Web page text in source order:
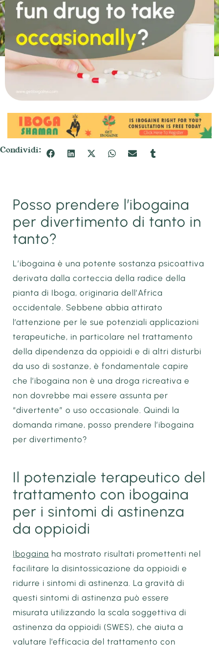
Condividi:
Posso prendere l’ibogaina
per divertimento di tanto in
tanto?
L’ibogaina è una potente sostanza psicoattiva
derivata dalla corteccia della radice della
pianta di Iboga, originaria dell’Africa
occidentale. Sebbene abbia attirato
l’attenzione per le sue potenziali applicazioni
terapeutiche, in particolare nel trattamento
della dipendenza da oppioidi e di altri disturbi
da uso di sostanze, è fondamentale capire
che l’ibogaina non è una droga ricreativa e
non dovrebbe mai essere assunta per
“divertente” o uso occasionale. Quindi la
domanda rimane, posso prendere l’ibogaina
per divertimento?
Il potenziale terapeutico del
trattamento con ibogaina
per i sintomi di astinenza
da oppioidi
Ibogaina ha mostrato risultati promettenti nel
facilitare la disintossicazione da oppioidi e
ridurre i sintomi di astinenza. La gravità di
questi sintomi di astinenza può essere
misurata utilizzando la scala soggettiva di
astinenza da oppioidi (SWES), che aiuta a
valutare l’efficacia del trattamento con